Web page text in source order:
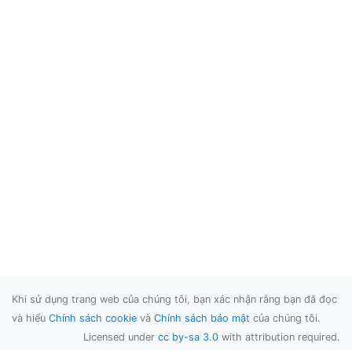
Khi sử dụng trang web của chúng tôi, bạn xác nhận rằng bạn đã đọc
và hiểu Chính sách cookie và Chính sách bảo mật của chúng tôi.
Licensed under cc by-sa 3.0 with attribution required.